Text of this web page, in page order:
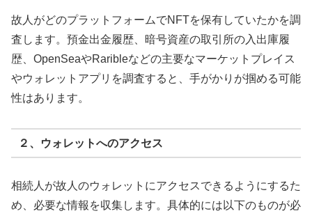
故人がどのプラットフォームでNFTを保有していたかを調
査します。預金出金履歴、暗号資産の取引所の入出庫履
歴、OpenSeaやRaribleなどの主要なマーケットプレイス
やウォレットアプリを調査すると、手がかりが掴める可能
性はあります。
２、ウォレットへのアクセス
相続人が故人のウォレットにアクセスできるようにするた
め、必要な情報を収集します。具体的には以下のものが必